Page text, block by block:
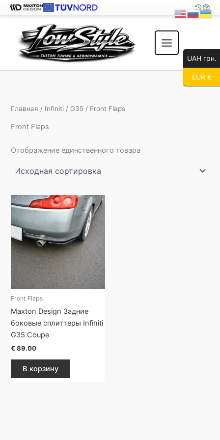
содержимому
Главная / Infiniti / G35 / Front Flaps
Front Flaps
Отображение единственного товара
Front Flaps
Maxton Design Задние
боковые сплиттеры Infiniti
G35 Coupe
€ 89.00
В корзину
UAH грн.
EUR €